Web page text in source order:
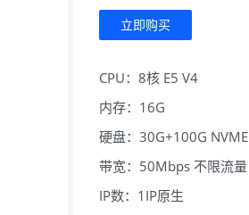
立即购买
CPU：8核 E5 V4
内存：16G
硬盘：30G+100G NVME
带宽：50Mbps 不限流量
IP数：1IP原生